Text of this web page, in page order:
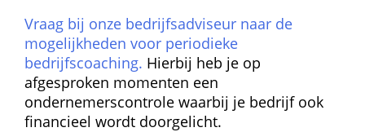
Vraag bij onze bedrijfsadviseur naar de
mogelijkheden voor periodieke
bedrijfscoaching. Hierbij heb je op
afgesproken momenten een
ondernemerscontrole waarbij je bedrijf ook
financieel wordt doorgelicht.